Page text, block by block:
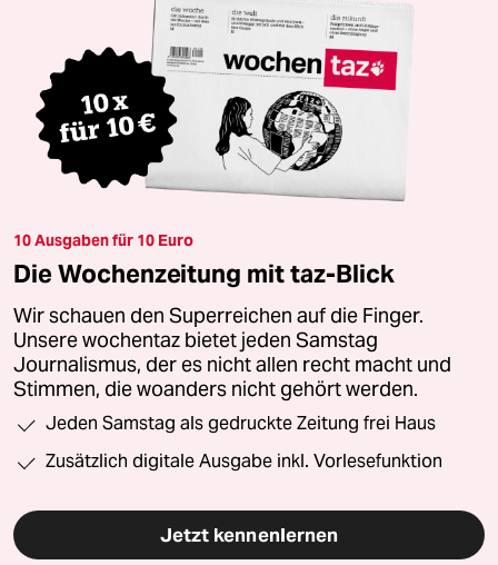
10 Ausgaben für 10 Euro
Die Wochenzeitung mit taz-Blick
Wir schauen den Superreichen auf die Finger.
Unsere wochentaz bietet jeden Samstag
Journalismus, der es nicht allen recht macht und
Stimmen, die woanders nicht gehört werden.
Jeden Samstag als gedruckte Zeitung frei Haus
Zusätzlich digitale Ausgabe inkl. Vorlesefunktion
Jetzt kennenlernen